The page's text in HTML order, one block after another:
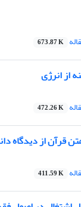
673.87 K
از انرژی
472.26 K
قرآن از دیدگاه
411.59 K